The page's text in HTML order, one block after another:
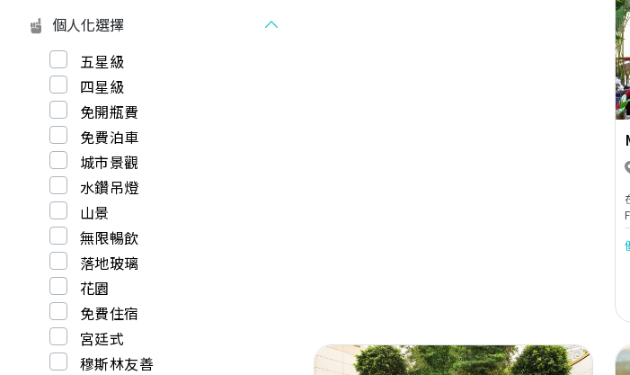
個人化選擇
五星級
四星級
免開瓶費
免費泊車
城市景觀
水鑽吊燈
山景
無限暢飲
落地玻璃
花園
免費住宿
宮廷式
穆斯林友善